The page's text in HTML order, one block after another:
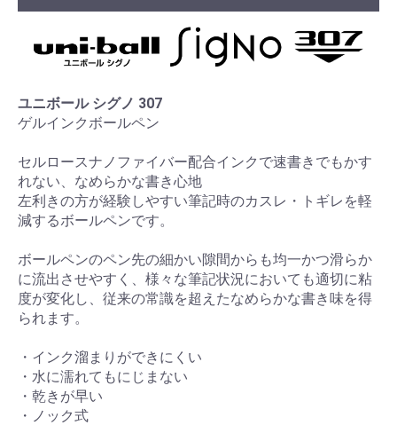
ユニボール シグノ 307
ゲルインクボールペン
セルロースナノファイバー配合インクで速書きでもかす
れない、なめらかな書き心地
左利きの方が経験しやすい筆記時のカスレ・トギレを軽
減するボールペンです。
ボールペンのペン先の細かい隙間からも均一かつ滑らか
に流出させやすく、様々な筆記状況においても適切に粘
度が変化し、従来の常識を超えたなめらかな書き味を得
られます。
・インク溜まりができにくい
・水に濡れてもにじまない
・乾きが早い
・ノック式